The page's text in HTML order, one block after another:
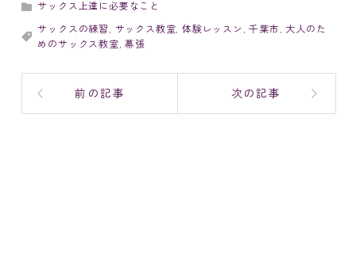
サックス上達に必要なこと
サックスの練習 , サックス教室,体験レッスン ,千葉市 , 大人のた
めのサックス教室,幕張
前の記事 次の記事